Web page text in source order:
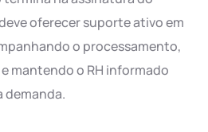
oferecer suporte ativo em
o processamento,
mantendo o RH informado
demanda.